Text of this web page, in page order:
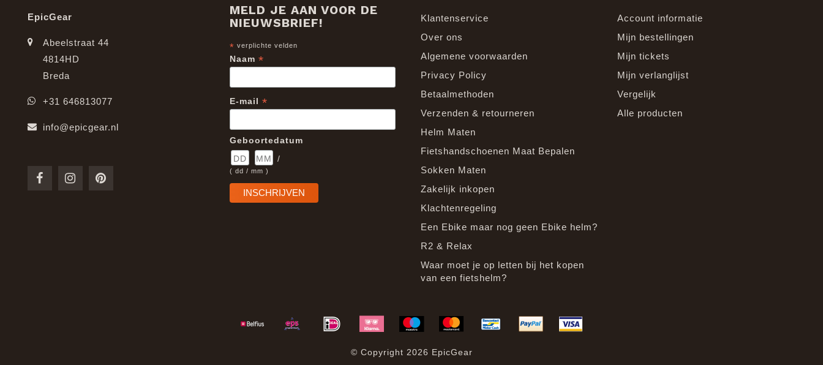
EpicGear
Abeelstraat 44
4814HD
Breda
+31 646813077
info@epicgear.nl
MELD JE AAN VOOR DE
NIEUWSBRIEF!
* verplichte velden
Naam *
E-mail *
Geboortedatum
/
( dd / mm )
Klantenservice
Over ons
Algemene voorwaarden
Privacy Policy
Betaalmethoden
Verzenden & retourneren
Helm Maten
Fietshandschoenen Maat Bepalen
Sokken Maten
Zakelijk inkopen
Klachtenregeling
Een Ebike maar nog geen Ebike helm?
R2 & Relax
Waar moet je op letten bij het kopen
van een fietshelm?
Account informatie
Mijn bestellingen
Mijn tickets
Mijn verlanglijst
Vergelijk
Alle producten
© Copyright 2026 EpicGear